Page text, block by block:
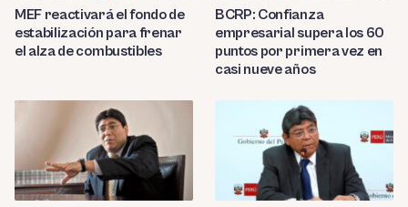
MEF reactivará el fondo de
estabilización para frenar
el alza de combustibles
BCRP: Confianza
empresarial supera los 60
puntos por primera vez en
casi nueve años